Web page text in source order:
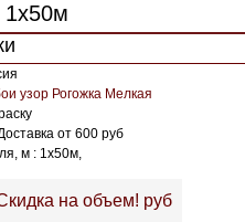
1х50м
узор Рогожка Мелкая
от 600 руб
м : 1х50м,
на объем! руб